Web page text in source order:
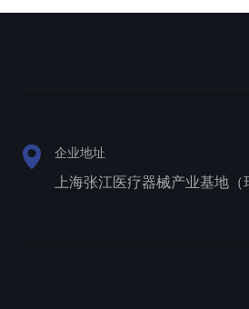
企业地址